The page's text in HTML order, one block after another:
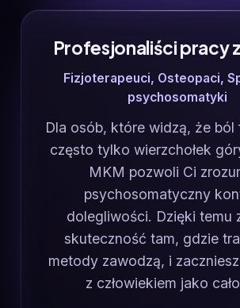
Profesjonaliści pracy
Fizjoterapeuci, Osteopaci,
psychosomatyki
Dla osób, które widzą, że
często tylko wierzchołek
MKM pozwoli Ci
psychosomatyczny
dolegliwości. Dzięki temu
skuteczność tam, gdzie
metody zawodzą, i
z człowiekiem jako